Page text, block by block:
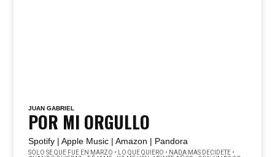
JUAN GABRIEL
POR MI ORGULLO
Spotify |Apple Music |Amazon | Pandora
SOLO SE QUE FUE EN MARZO • LO QUE QUIERO • NADA MAS DECIDETE •